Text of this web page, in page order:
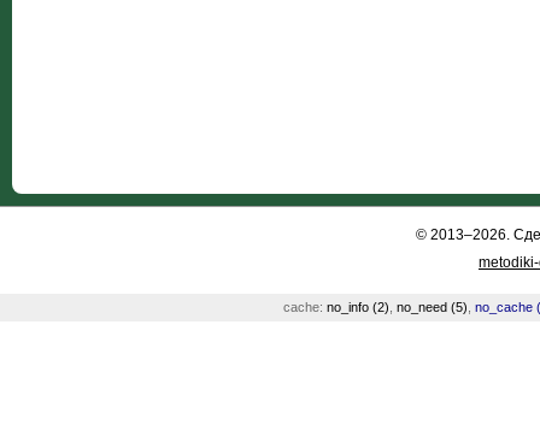
© 2013–2026.
cache: no_info (2) no_need (5) no_cache